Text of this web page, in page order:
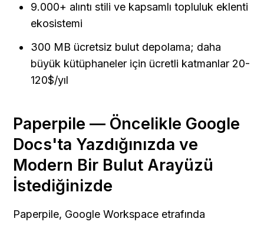
9.000+ alıntı stili ve kapsamlı topluluk eklenti
ekosistemi
300 MB ücretsiz bulut depolama; daha
büyük kütüphaneler için ücretli katmanlar 20-
120$/yıl
Paperpile — Öncelikle Google
Docs'ta Yazdığınızda ve
Modern Bir Bulut Arayüzü
İstediğinizde
Paperpile, Google Workspace etrafında